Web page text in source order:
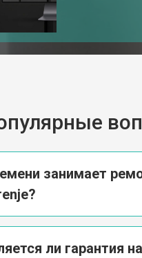
занимает
ли гарантия на